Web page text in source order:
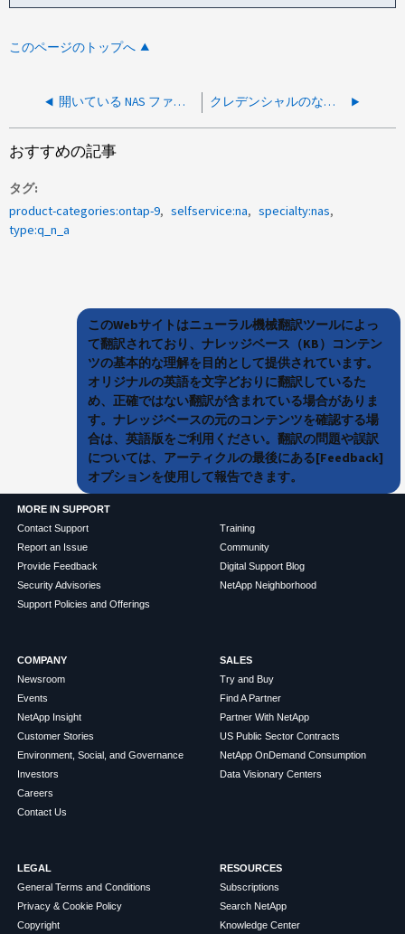
このページのトップへ
開いている NAS ファイルに関する情報を表示する方法 クレデンシャルのない匿名ログインまたは信頼されていないドメインからのCIFS共有アクセスを有効にする方法
おすすめの記事
タグ
product-categories:ontap-9
selfservice:na
specialty:nas
type:q_n_a
このWebサイトはニューラル機械翻訳ツールによっ
て翻訳されており、ナレッジベース（KB）コンテン
ツの基本的な理解を目的として提供されています。
オリジナルの英語を文字どおりに翻訳しているた
め、正確ではない翻訳が含まれている場合がありま
す。ナレッジベースの元のコンテンツを確認する場
合は、英語版をご利用ください。翻訳の問題や誤訳
については、アーティクルの最後にある[Feedback]
オプションを使用して報告できます。
MORE IN SUPPORT
Contact Support
Report an Issue
Provide Feedback
Security Advisories
Support Policies and Offerings
Training
Community
Digital Support Blog
NetApp Neighborhood
COMPANY
Newsroom
Events
NetApp Insight
Customer Stories
Environment, Social, and Governance
Investors
Careers
Contact Us
SALES
Try and Buy
Find A Partner
Partner With NetApp
US Public Sector Contracts
NetApp OnDemand Consumption
Data Visionary Centers
LEGAL
General Terms and Conditions
Privacy & Cookie Policy
Copyright
RESOURCES
Subscriptions
Search NetApp
Knowledge Center